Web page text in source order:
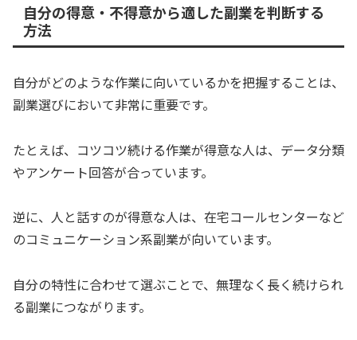
自分の得意・不得意から適した副業を判断する
方法
自分がどのような作業に向いているかを把握することは、
副業選びにおいて非常に重要です。
たとえば、コツコツ続ける作業が得意な人は、データ分類
やアンケート回答が合っています。
逆に、人と話すのが得意な人は、在宅コールセンターなど
のコミュニケーション系副業が向いています。
自分の特性に合わせて選ぶことで、無理なく長く続けられ
る副業につながります。